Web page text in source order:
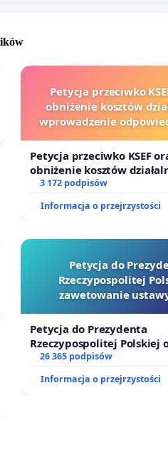
Petycja przeciwko
obniżenie kosztów
wprowadzenie
i sędziów
Petycja przeciwko KSEF
obniżenie kosztów
wprowadzenie
sędziów
3 172 podpisów
Informacja o przejrzystości
Petycja do
Rzeczypospolitej
zawetowanie
Petycja do Prezydenta
Rzeczypospolitej Polskiej
zawetowanie ustawy
26 365 podpisów
Informacja o przejrzystości